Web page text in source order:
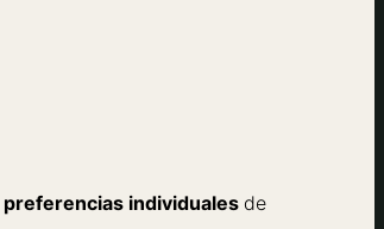
preferencias individuales de